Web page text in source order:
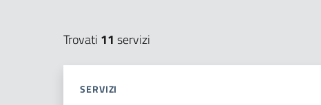
Trovati 11 servizi
SERVIZI